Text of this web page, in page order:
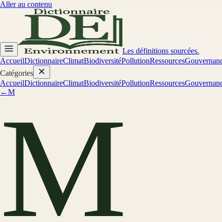
Aller au contenu
Les définitions sourcées.
AccueilDictionnaireClimatBiodiversitéPollutionRessources
Catégories
AccueilDictionnaireClimatBiodiversitéPollutionRessources
←M
M